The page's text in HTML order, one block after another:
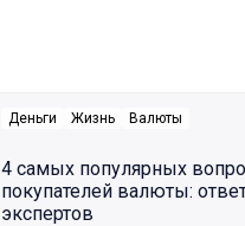
Деньги Жизнь Валюты
4 самых популярных
покупателей валюты:
экспертов